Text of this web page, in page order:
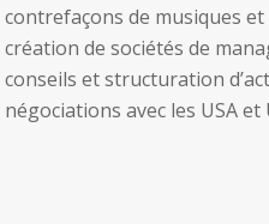
contrefaçons de musiques
création de sociétés de
conseils et structuration
négociations avec les USA et